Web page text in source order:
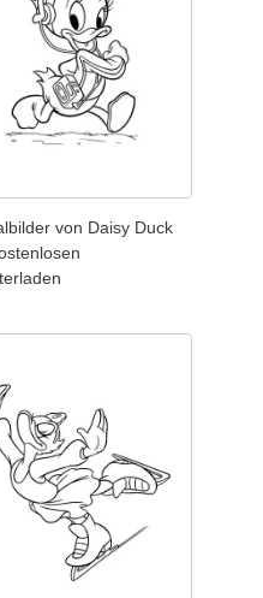
von Daisy Duck